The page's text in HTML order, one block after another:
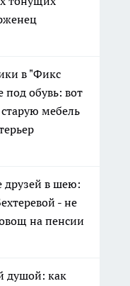
в "Фикс
под обувь: вот
мебель
друзей в шею:
- не
на пенсии
душой: как